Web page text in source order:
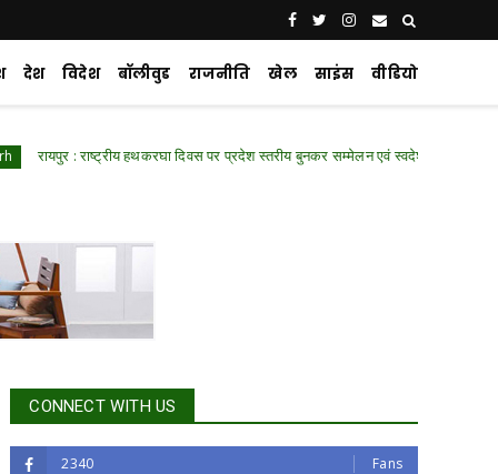
देश विदेश बॉलीवुड राजनीति खेल साइंस वीडियो
: राष्ट्रीय हथकरघा दिवस पर प्रदेश स्तरीय बुनकर सम्मेलन एवं स्वदेशी प्रदर्शनी में शामिल हुए
CONNECT WITH US
2340 Fans